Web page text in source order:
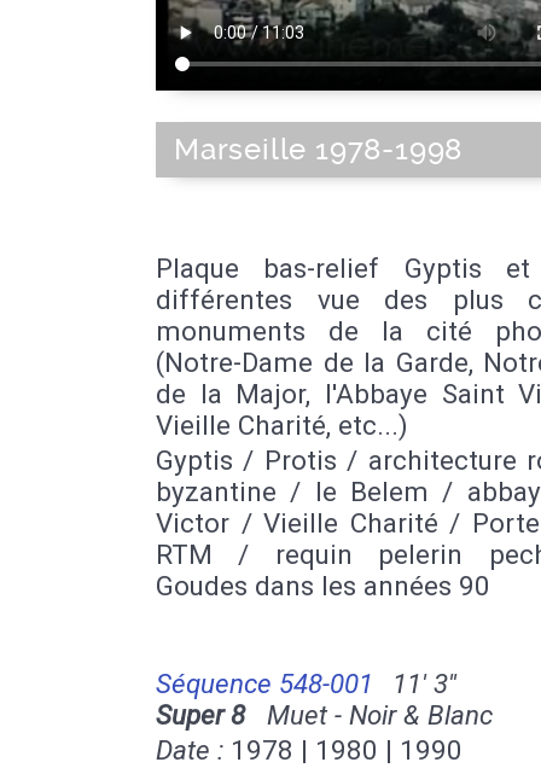
Marseille 1978-1998
Plaque bas-relief Gyptis et
différentes vue des plus
monuments de la cité
(Notre-Dame de la Garde,
de la Major, l'Abbaye Saint
Vieille Charité, etc...)
Gyptis / Protis / architecture
byzantine / le Belem /
Victor / Vieille Charité /
RTM / requin pelerin
Goudes dans les années 90
Séquence 548-001
11' 3''
Super 8Muet - Noir & Blanc
Date : 1978 | 1980 | 1990